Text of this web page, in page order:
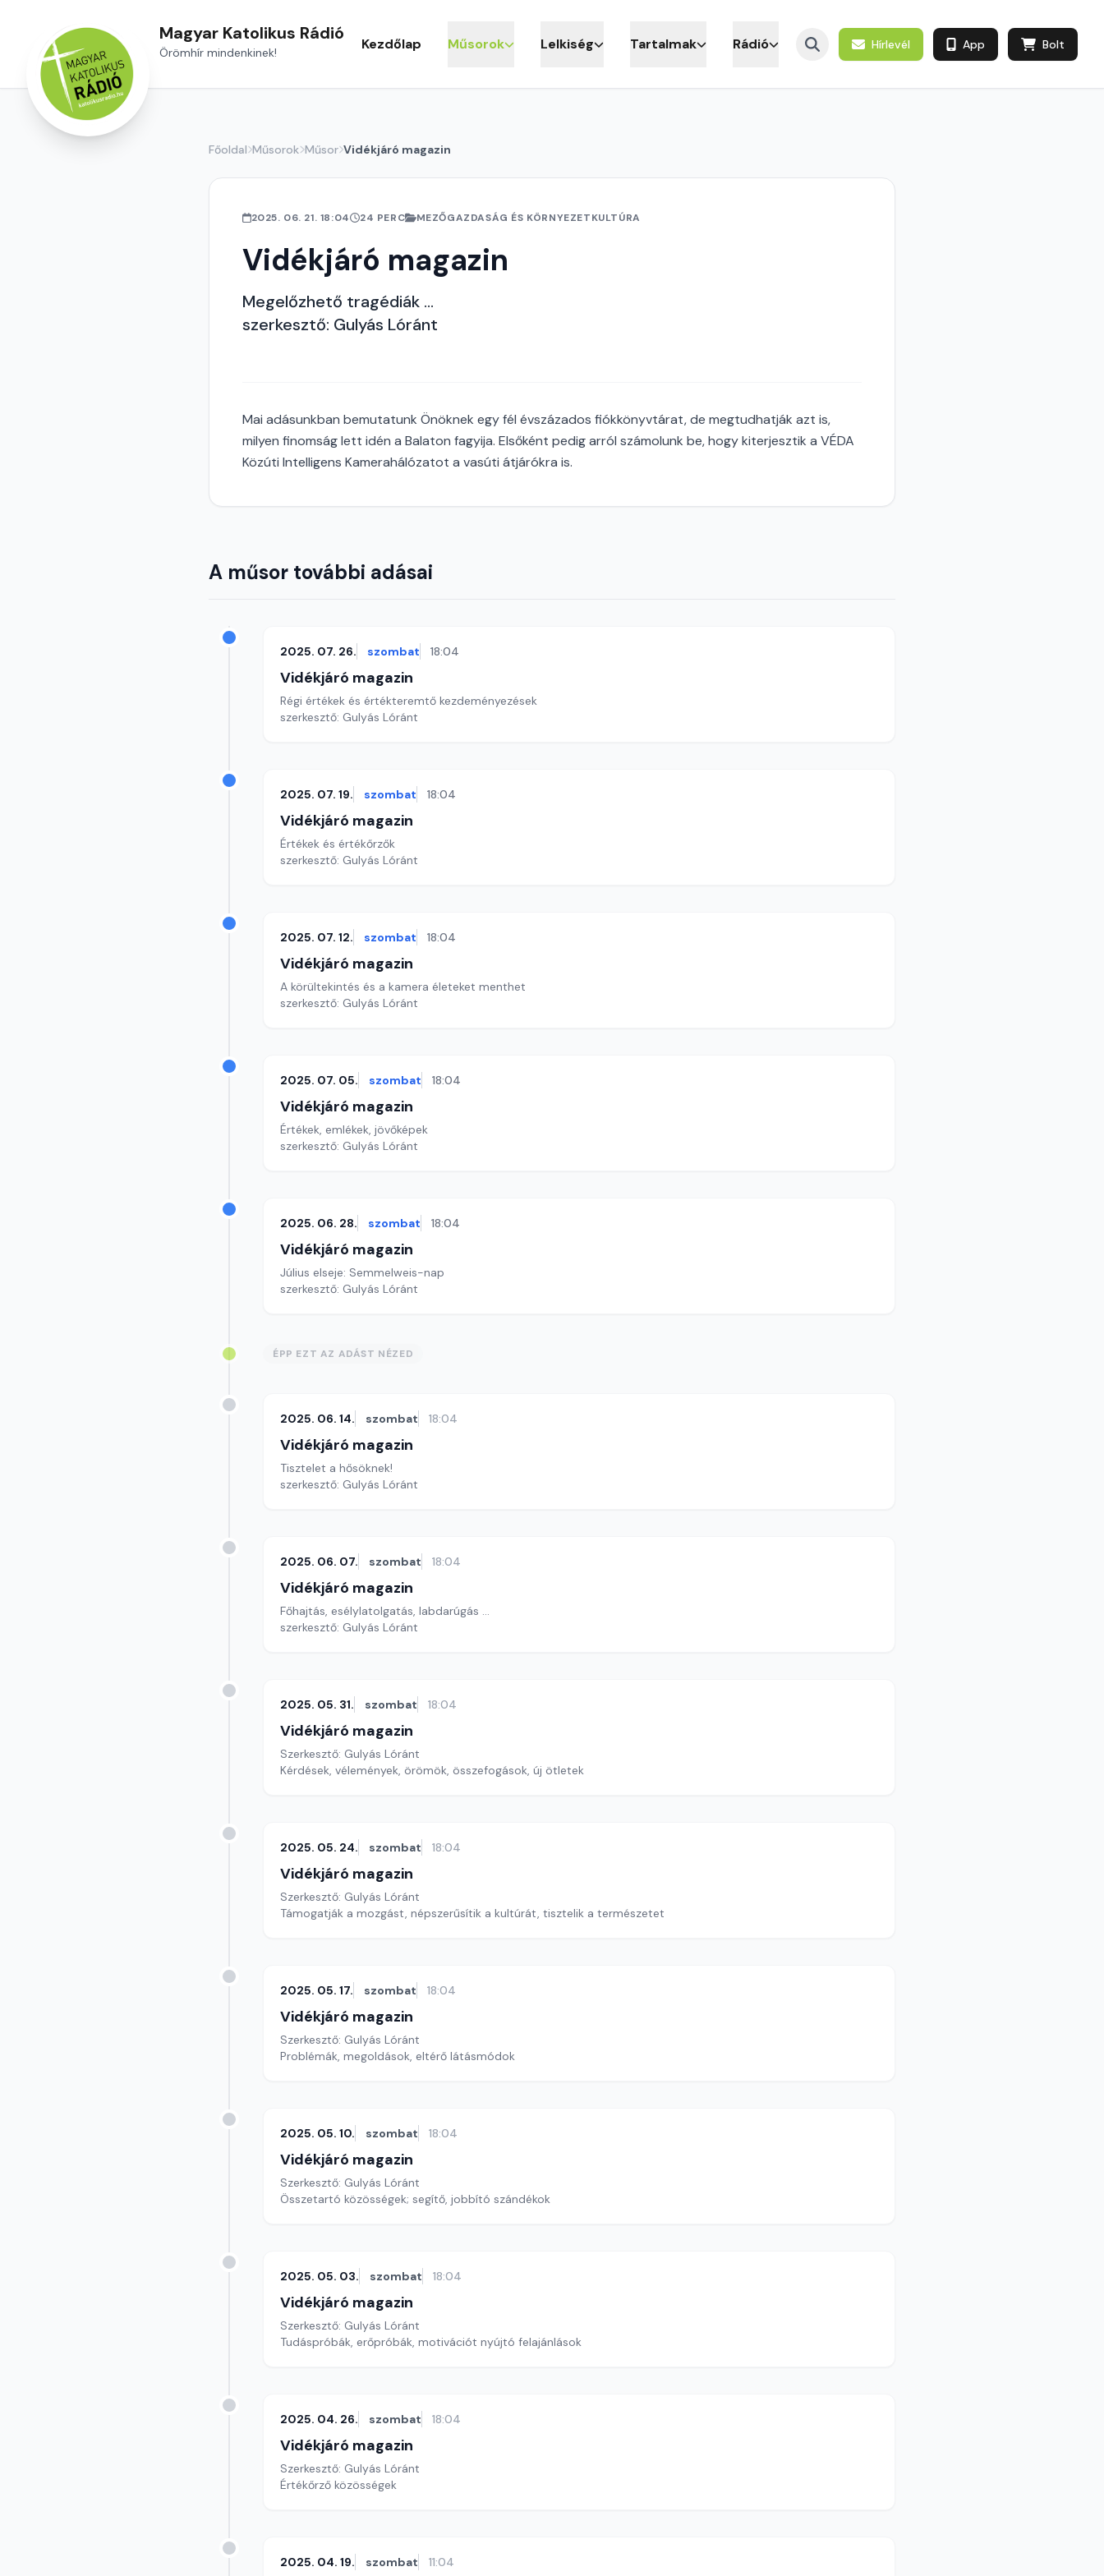
Magyar Katolikus Rádió
Örömhír mindenkinek! Kezdőlap Műsorok Lelkiség Tartalmak Rádió Hírlevél App Bolt
Főoldal Műsorok Műsor Vidékjáró magazin
2025. 06. 21. 18:04 24 PERC MEZŐGAZDASÁG ÉS KÖRNYEZETKULTÚRA
Vidékjáró magazin
Megelőzhető tragédiák ...
szerkesztő: Gulyás Lóránt
Mai adásunkban bemutatunk Önöknek egy fél évszázados fiókkönyvtárat, de megtudhatják azt is,
milyen finomság lett idén a Balaton fagyija. Elsőként pedig arról számolunk be, hogy kiterjesztik a VÉDA
Közúti Intelligens Kamerahálózatot a vasúti átjárókra is.
A műsor további adásai
2025. 07. 26. szombat 18:04
Vidékjáró magazin
Régi értékek és értékteremtő kezdeményezések
szerkesztő: Gulyás Lóránt
2025. 07. 19. szombat 18:04
Vidékjáró magazin
Értékek és értékőrzők
szerkesztő: Gulyás Lóránt
2025. 07. 12. szombat 18:04
Vidékjáró magazin
A körültekintés és a kamera életeket menthet
szerkesztő: Gulyás Lóránt
2025. 07. 05. szombat 18:04
Vidékjáró magazin
Értékek, emlékek, jövőképek
szerkesztő: Gulyás Lóránt
2025. 06. 28. szombat 18:04
Vidékjáró magazin
Július elseje: Semmelweis-nap
szerkesztő: Gulyás Lóránt
ÉPP EZT AZ ADÁST NÉZED
2025. 06. 14. szombat 18:04
Vidékjáró magazin
Tisztelet a hősöknek!
szerkesztő: Gulyás Lóránt
2025. 06. 07. szombat 18:04
Vidékjáró magazin
Főhajtás, esélylatolgatás, labdarúgás ...
szerkesztő: Gulyás Lóránt
2025. 05. 31. szombat 18:04
Vidékjáró magazin
Szerkesztő: Gulyás Lóránt
Kérdések, vélemények, örömök, összefogások, új ötletek
2025. 05. 24. szombat 18:04
Vidékjáró magazin
Szerkesztő: Gulyás Lóránt
Támogatják a mozgást, népszerűsítik a kultúrát, tisztelik a természetet
2025. 05. 17. szombat 18:04
Vidékjáró magazin
Szerkesztő: Gulyás Lóránt
Problémák, megoldások, eltérő látásmódok
2025. 05. 10. szombat 18:04
Vidékjáró magazin
Szerkesztő: Gulyás Lóránt
Összetartó közösségek; segítő, jobbító szándékok
2025. 05. 03. szombat 18:04
Vidékjáró magazin
Szerkesztő: Gulyás Lóránt
Tudáspróbák, erőpróbák, motivációt nyújtó felajánlások
2025. 04. 26. szombat 18:04
Vidékjáró magazin
Szerkesztő: Gulyás Lóránt
Értékőrző közösségek
2025. 04. 19. szombat 11:04